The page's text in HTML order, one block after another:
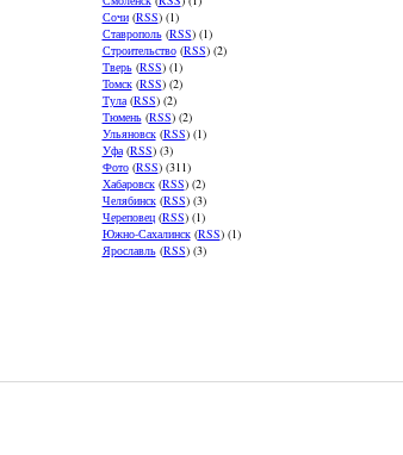
Сочи(RSS) (1)
Ставрополь(RSS) (1)
Строительство(RSS) (2)
Тверь(RSS) (1)
Томск(RSS) (2)
Тула(RSS) (2)
Тюмень(RSS) (2)
Ульяновск(RSS) (1)
Уфа(RSS) (3)
Фото(RSS) (311)
Хабаровск(RSS) (2)
Челябинск(RSS) (3)
Череповец(RSS) (1)
Южно-Сахалинск(RSS) (1)
Ярославль(RSS) (3)